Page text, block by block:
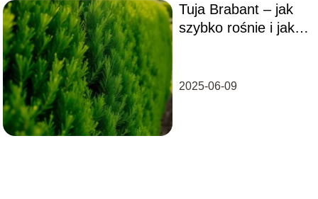
Tuja Brabant – jak
szybko rośnie i jak
2025-06-09